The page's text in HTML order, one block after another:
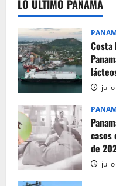
LO ULTIMO PANAMA
Costa
casos
de